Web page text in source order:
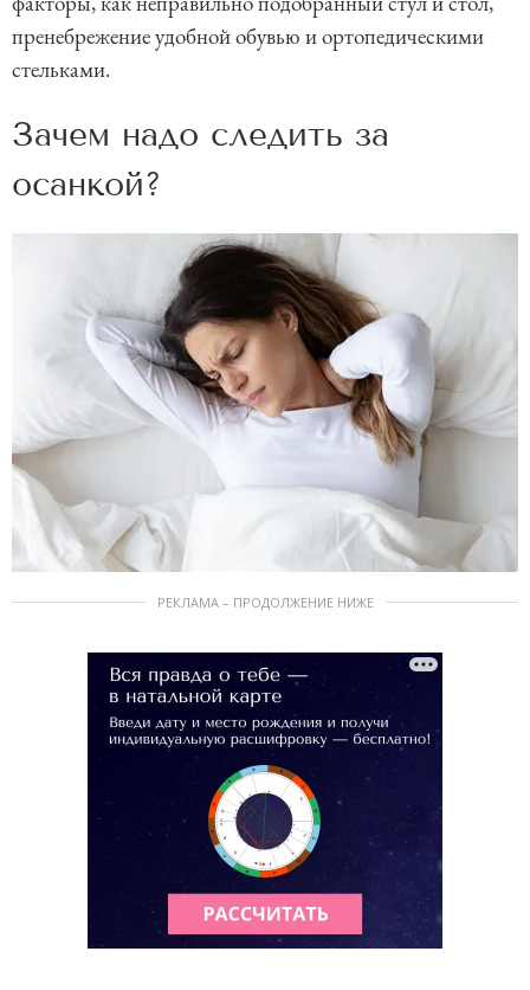
пренебрежение удобной обувью и ортопедическими
стельками.
Зачем надо следить за
осанкой?
РЕКЛАМА – ПРОДОЛЖЕНИЕ НИЖЕ